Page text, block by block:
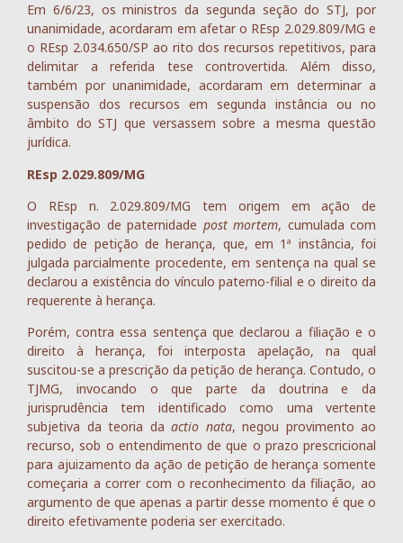
Em 6/6/23, os ministros da segunda seção do STJ, por
unanimidade, acordaram em afetar o REsp 2.029.809/MG e
o REsp 2.034.650/SP ao rito dos recursos repetitivos, para
delimitar a referida tese controvertida. Além disso,
também por unanimidade, acordaram em determinar a
suspensão dos recursos em segunda instância ou no
âmbito do STJ que versassem sobre a mesma questão
jurídica.
REsp 2.029.809/MG
O REsp n. 2.029.809/MG tem origem em ação de
investigação de paternidade post mortem, cumulada com
pedido de petição de herança, que, em 1ª instância, foi
julgada parcialmente procedente, em sentença na qual se
declarou a existência do vínculo paterno-filial e o direito da
requerente à herança.
Porém, contra essa sentença que declarou a filiação e o
direito à herança, foi interposta apelação, na qual
suscitou-se a prescrição da petição de herança. Contudo, o
TJMG, invocando o que parte da doutrina e da
jurisprudência tem identificado como uma vertente
subjetiva da teoria da actio nata, negou provimento ao
recurso, sob o entendimento de que o prazo prescricional
para ajuizamento da ação de petição de herança somente
começaria a correr com o reconhecimento da filiação, ao
argumento de que apenas a partir desse momento é que o
direito efetivamente poderia ser exercitado.